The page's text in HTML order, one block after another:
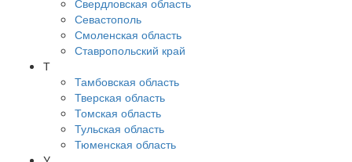
Свердловская область
Севастополь
Смоленская область
Ставропольский край
Т
Тамбовская область
Тверская область
Томская область
Тульская область
Тюменская область